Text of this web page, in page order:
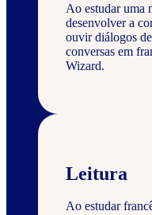
Ao estudar uma
desenvolver a
ouvir diálogos
conversas em
Wizard.
Leitura
Ao estudar